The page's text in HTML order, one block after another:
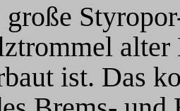
ist. Das